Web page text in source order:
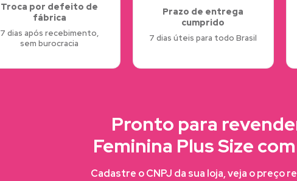
Troca por defeito de
fábrica
7 dias após recebimento,
sem burocracia
Prazo de entrega
cumprido
7 dias úteis para todo Brasil
Pronto para
Feminina Plus Size
Cadastre o CNPJ da sua loja, veja o preço